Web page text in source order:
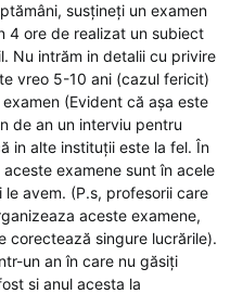
susțineți un examen
4 ore de realizat un subiect
Nu intrăm in detalii cu privire
vreo 5-10 ani (cazul fericit)
(Evident că așa este
de an un interviu pentru
in alte instituții este la fel. În
examene sunt în acele
le avem. (P.s, profesorii care
aceste examene,
corectează singure lucrările).
un an în care nu găsiți
si anul acesta la